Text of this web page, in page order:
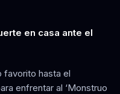
en casa ante el
favorito hasta el
enfrentar al ‘Monstruo